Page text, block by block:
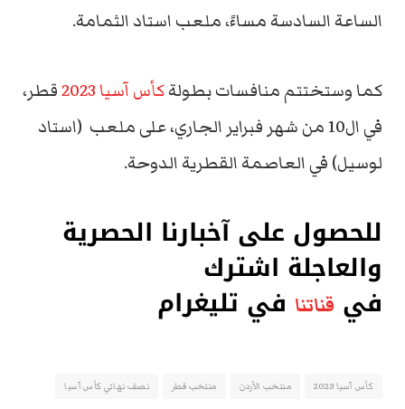
الساعة السادسة مساءً، ملعب استاد الثمامة.
كما وستختتم منافسات بطولةكأس آسيا 2023
قطر،
في ال10 من شهر فبراير الجاري، على ملعب (استاد
لوسيل) في العاصمة القطرية الدوحة.
للحصول على آخبارنا الحصرية
والعاجلة اشترك
في قناتنا في تليغرام
كأس آسيا 2023 منتخب الأردن منتخب قطر نصف نهائي كأس آسيا